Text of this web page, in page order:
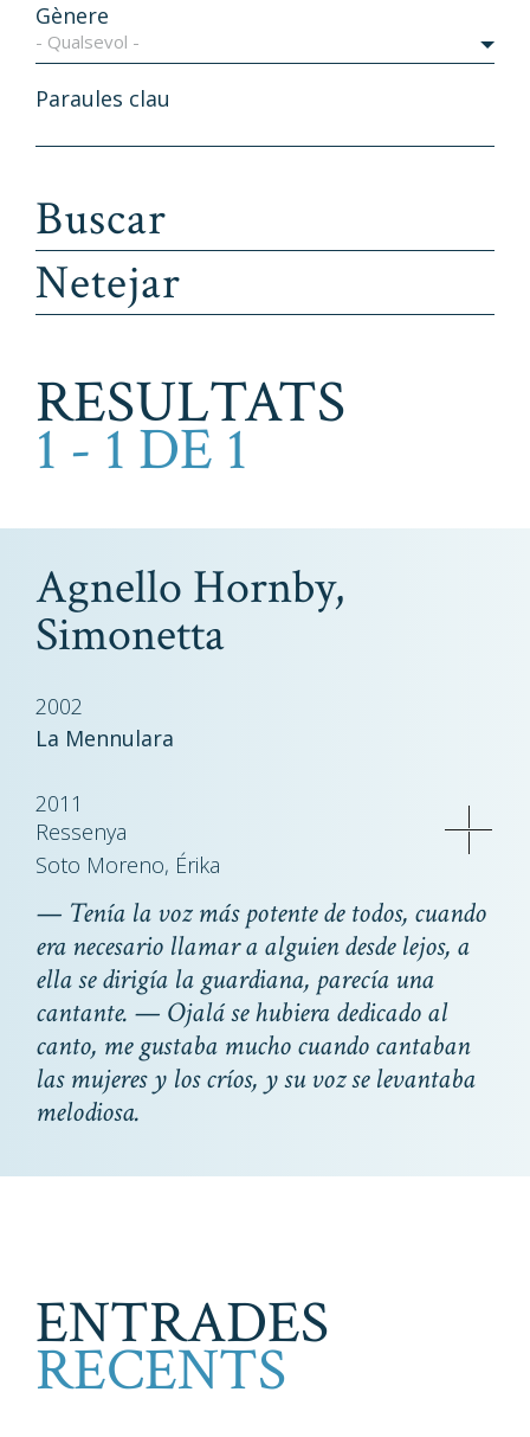
Gènere
- Qualsevol -
Paraules clau
RESULTATS
1 - 1 DE 1
Agnello Hornby,
Simonetta
2002
La Mennulara
2011
Ressenya
Soto Moreno, Érika
— Tenía la voz más potente de todos, cuando
era necesario llamar a alguien desde lejos, a
ella se dirigía la guardiana, parecía una
cantante. — Ojalá se hubiera dedicado al
canto, me gustaba mucho cuando cantaban
las mujeres y los críos, y su voz se levantaba
melodiosa.
ENTRADES
RECENTS